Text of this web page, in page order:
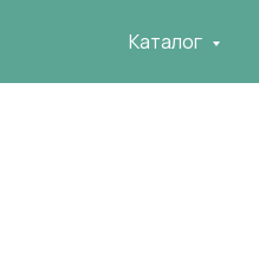
Каталог